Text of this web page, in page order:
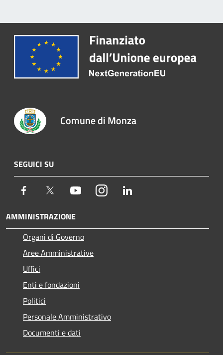
Comune di Monza
SEGUICI SU
Facebook Twitter YoutubeInstagram
AMMINISTRAZIONE
Organi di Governo
Aree Amministrative
Uffici
Enti e fondazioni
Politici
Personale Amministrativo
Documenti e dati